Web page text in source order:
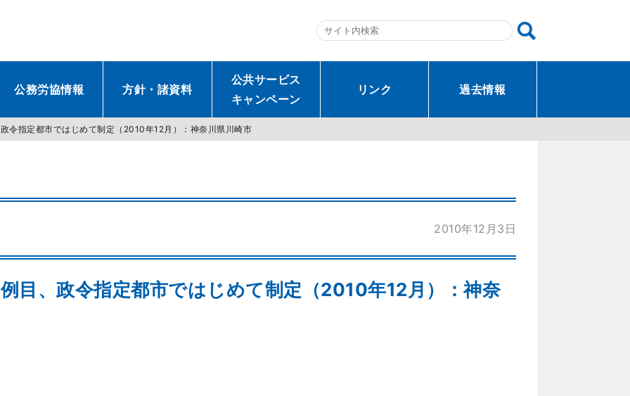
公務労協情報 方針・諸資料
公共サービス
キャンペーン
リンク 過去情報
令指定都市ではじめて制定（2010年12月）：神奈川県川崎市
2010年12月3日
目、政令指定都市ではじめて制定（2010年12月）：神奈